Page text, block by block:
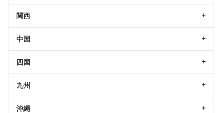
関西
中国
四国
九州
沖縄